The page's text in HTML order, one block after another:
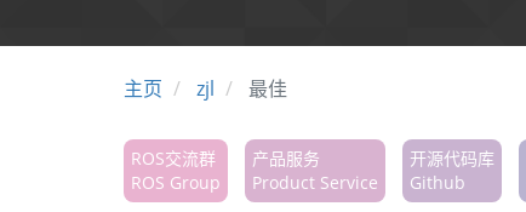
主页 zjl 最佳
ROS交流群
ROS Group
产品服务
Product Service
开源代码库
Github